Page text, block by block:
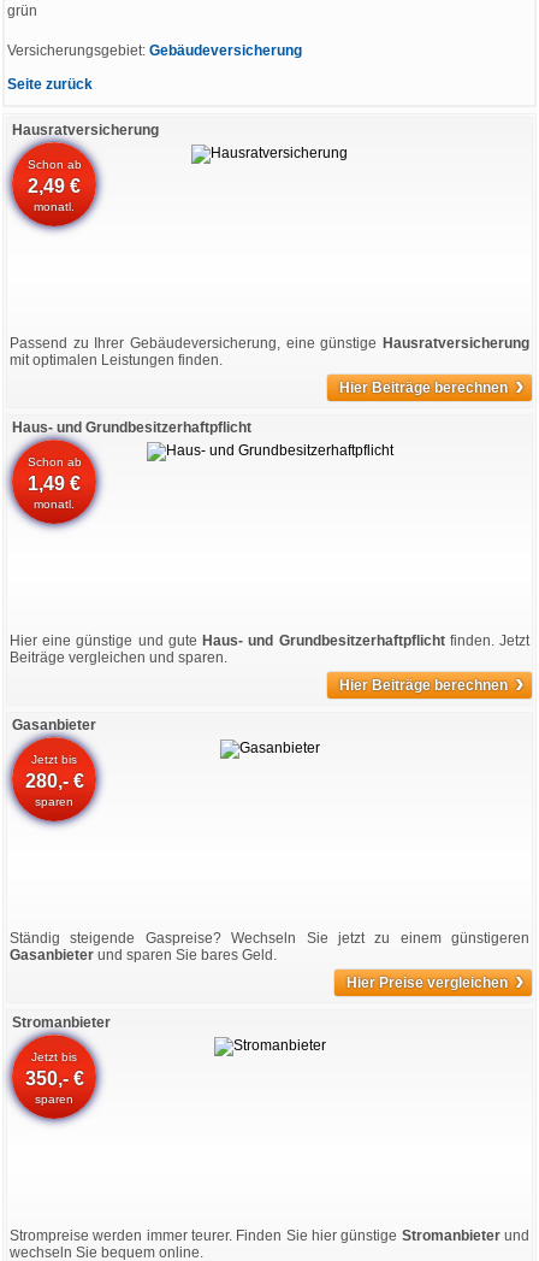
Versicherungsgebiet: Gebäudeversicherung
Seite zurück
Hausratversicherung
Schon ab
2,49 €
monatl.
Passend zu Ihrer Gebäudeversicherung, eine günstige Hausratversicherung
mit optimalen Leistungen finden.
Hier Beiträge berechnen ›
Haus- und Grundbesitzerhaftpflicht
Schon ab
1,49 €
monatl.
Hier eine günstige und gute Haus- und Grundbesitzerhaftpflichtfinden. Jetzt
Beiträge vergleichen und sparen.
Hier Beiträge berechnen ›
Gasanbieter
Jetzt bis
280,- €
sparen
Ständig steigende Gaspreise? Wechseln Sie jetzt zu einem günstigeren
Gasanbieter und sparen Sie bares Geld.
Hier Preise vergleichen ›
Stromanbieter
Jetzt bis
350,- €
sparen
Strompreise werden immer teurer. Finden Sie hier günstige Stromanbieterund
wechseln Sie bequem online.